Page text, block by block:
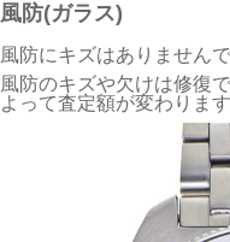
風防(ガラス)
風防にキズはありませんで
風防のキズや欠けは修復
よって査定額が変わります